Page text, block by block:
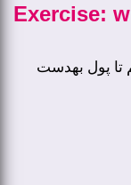
Exercise:
تا پول به­دست